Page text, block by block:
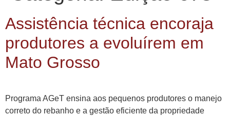
Assistência técnica encoraja
produtores a evoluírem em
Mato Grosso
Programa AGeT ensina aos pequenos produtores o manejo
correto do rebanho e a gestão eficiente da propriedade